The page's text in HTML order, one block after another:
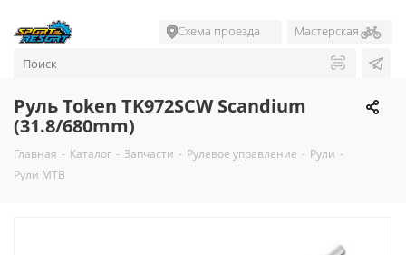
Схема проезда Мастерская
Руль Token TK972SCW Scandium
(31.8/680mm)
Главная - Каталог - Запчасти - Рулевое управление - Рули -
Рули MTB